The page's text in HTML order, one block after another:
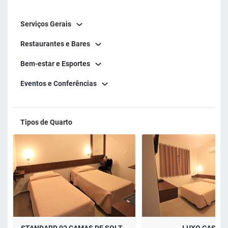
Serviços Gerais
Restaurantes e Bares
Bem-estar e Esportes
Eventos e Conferências
Tipos de Quarto